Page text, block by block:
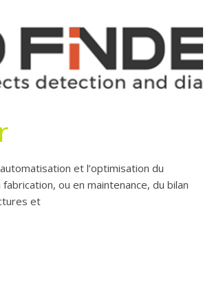
et l’optimisation du
ou en maintenance, du bilan
et